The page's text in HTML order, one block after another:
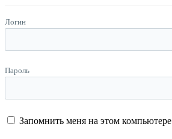
Логин
Пароль
Запомнить меня на этом компьютере